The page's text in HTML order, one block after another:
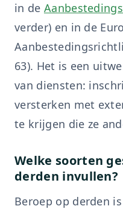
in de
verder) en in de
63). Het is een
van diensten:
versterken met
te krijgen die ze
Welke soorten
derden invullen?
Beroep op derden